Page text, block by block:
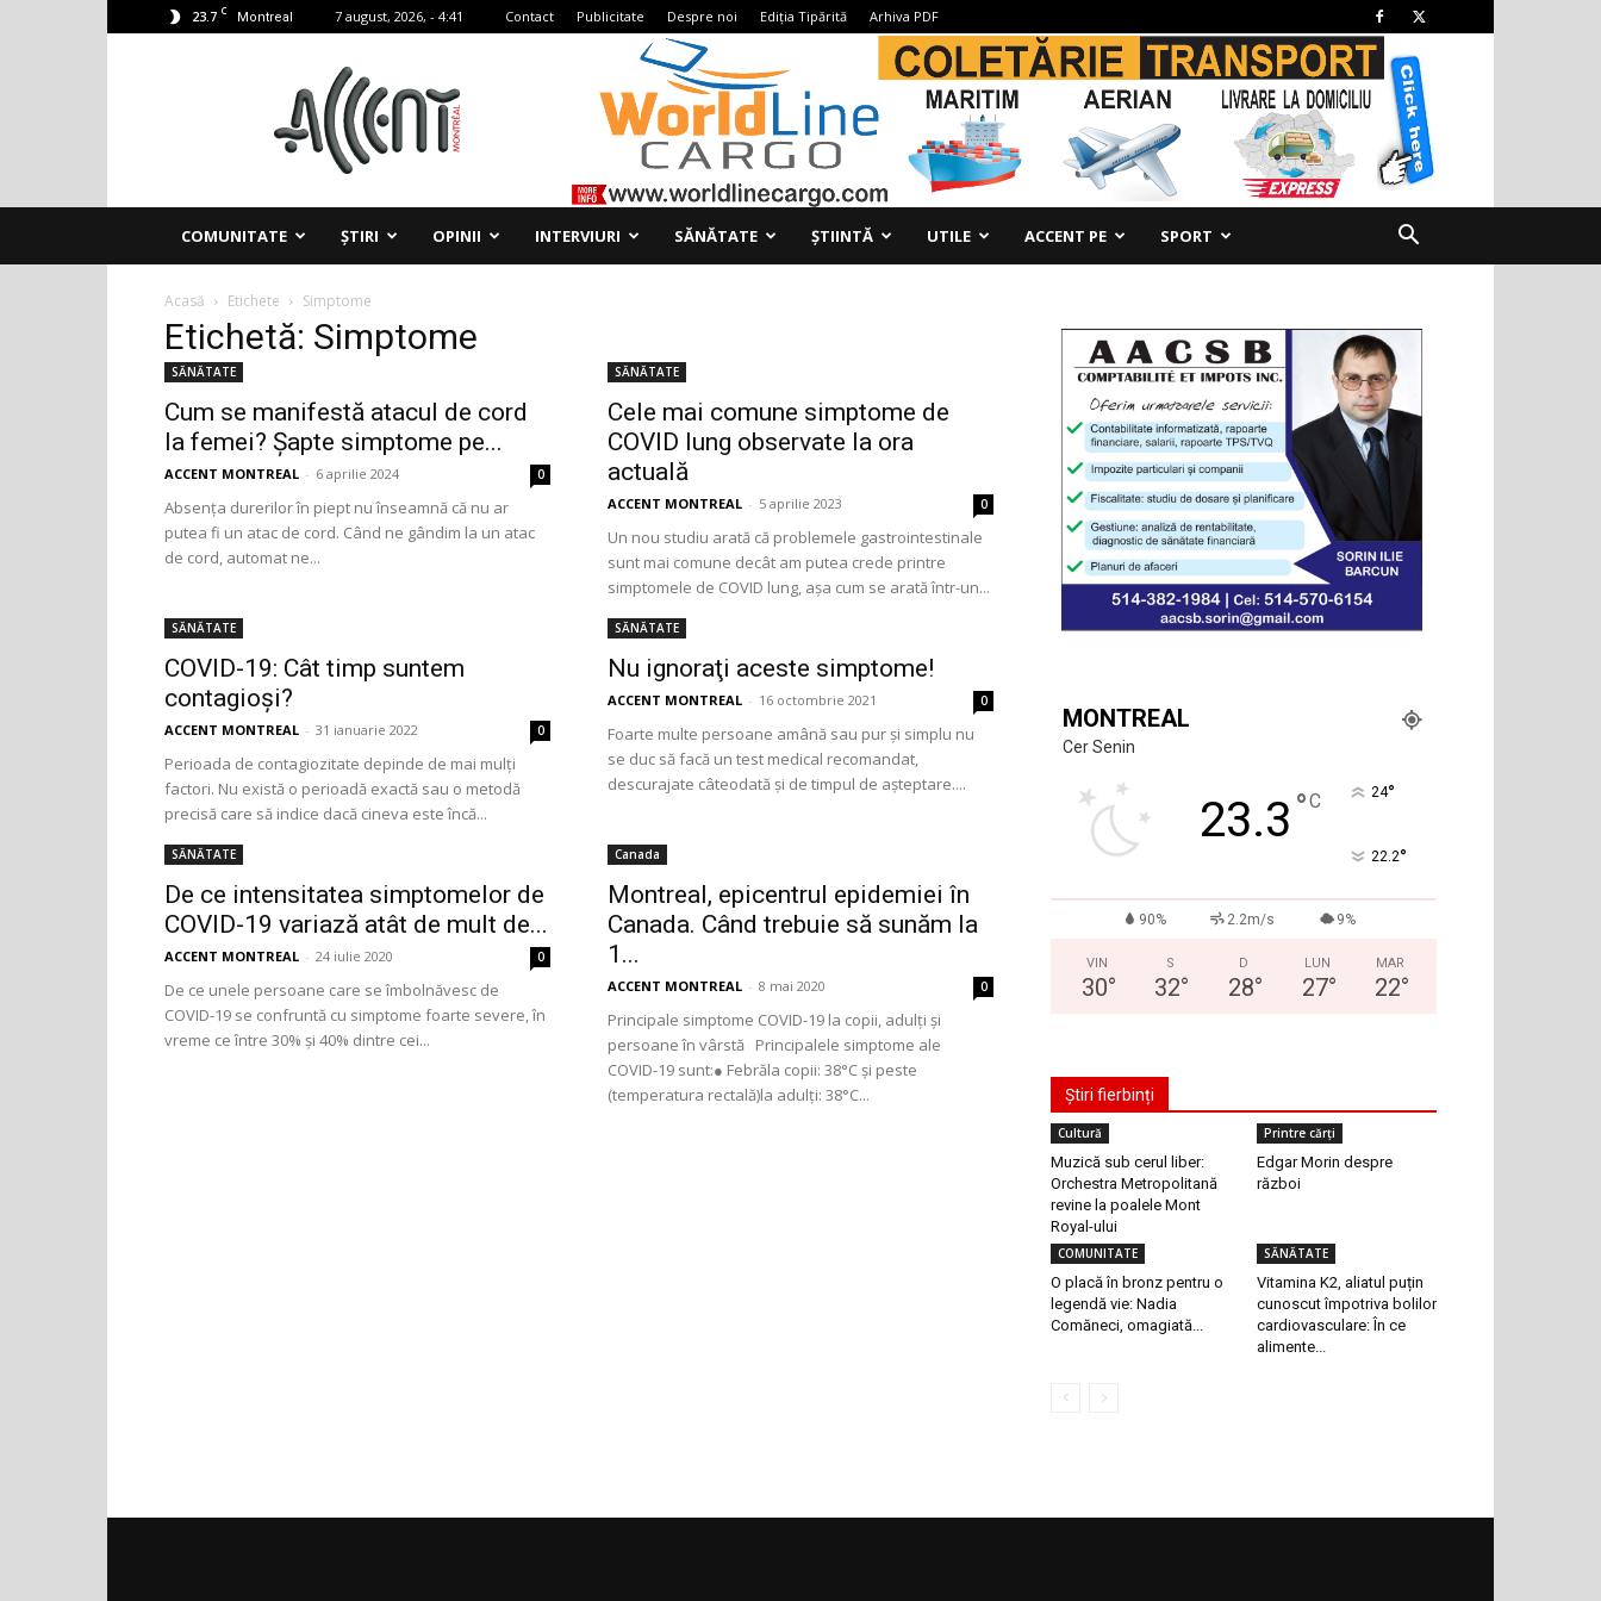
23.7 C Montreal 7 august, 2026, - 4:41 Contact Publicitate Despre noi Ediția Tipărită Arhiva PDF
Montreal
COMUNITATE ȘTIRI OPINII INTERVIURI SĂNĂTATE ȘTIINTĂ UTILE ACCENT PE SPORT
Acasă Etichete Simptome
Etichetă: Simptome
SĂNĂTATE
Cum se manifestă atacul de cord
la femei? Șapte simptome pe...
ACCENT MONTREAL - 6 aprilie 2024 0
Absența durerilor în piept nu înseamnă că nu ar
putea fi un atac de cord. Când ne gândim la un atac
de cord, automat ne...
SĂNĂTATE
Cele mai comune simptome de
COVID lung observate la ora
actuală
ACCENT MONTREAL - 5 aprilie 2023 0
Un nou studiu arată că problemele gastrointestinale
sunt mai comune decât am putea crede printre
simptomele de COVID lung, așa cum se arată într-un...
SĂNĂTATE
COVID-19: Cât timp suntem
contagioși?
ACCENT MONTREAL - 31 ianuarie 2022 0
Perioada de contagiozitate depinde de mai mulți
factori. Nu există o perioadă exactă sau o metodă
precisă care să indice dacă cineva este încă...
SĂNĂTATE
Nu ignoraţi aceste simptome!
ACCENT MONTREAL - 16 octombrie 2021 0
Foarte multe persoane amână sau pur și simplu nu
se duc să facă un test medical recomandat,
descurajate câteodată și de timpul de așteptare....
SĂNĂTATE
De ce intensitatea simptomelor de
COVID-19 variază atât de mult de...
ACCENT MONTREAL - 24 iulie 2020 0
De ce unele persoane care se îmbolnăvesc de
COVID-19 se confruntă cu simptome foarte severe, în
vreme ce între 30% și 40% dintre cei...
Canada
Montreal, epicentrul epidemiei în
Canada. Când trebuie să sunăm la
1...
ACCENT MONTREAL - 8 mai 2020 0
Principale simptome COVID-19 la copii, adulți și
persoane în vârstă Principalele simptome ale
COVID-19 sunt:● Febrăla copii: 38°C și peste
(temperatura rectală)la adulți: 38°C...
MONTREAL
Cer Senin
23.3 °C 24°
22.2°
90% 2.2m/s 9%
VIN
30°
S
32°
D
28°
LUN
27°
MAR
22°
Știri fierbinți
Cultură
Muzică sub cerul liber:
Orchestra Metropolitană
revine la poalele Mont
Royal-ului
Printre cărți
Edgar Morin despre
război
COMUNITATE
O placă în bronz pentru o
legendă vie: Nadia
Comăneci, omagiată...
SĂNĂTATE
Vitamina K2, aliatul puțin
cunoscut împotriva bolilor
cardiovasculare: În ce
alimente...